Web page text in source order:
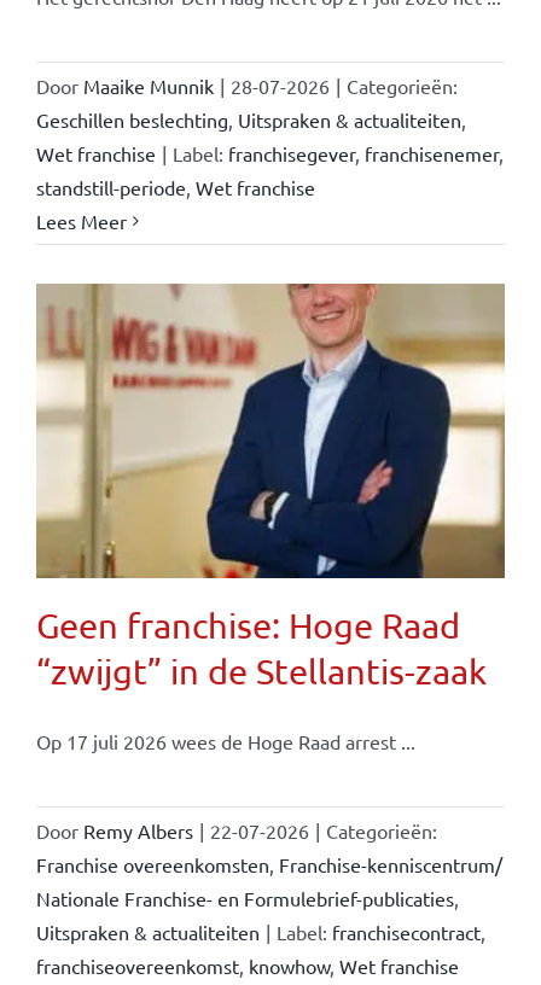
Door Maaike Munnik | 28-07-2026 | Categorieën:
Geschillen beslechting Uitspraken & actualiteiten
Wet franchise | Label: franchisegever, franchisenemer,
standstill-periode Wet franchise
Lees Meer
Geen franchise: Hoge Raad
“zwijgt” in de Stellantis-zaak
Op 17 juli 2026 wees de Hoge Raad arrest ...
Door Remy Albers | 22-07-2026 | Categorieën:
Franchise overeenkomsten, Franchise-kenniscentrum/
Nationale Franchise- en Formulebrief-publicaties,
Uitspraken & actualiteiten | Label: franchisecontract,
franchiseovereenkomst, knowhow, Wet franchise